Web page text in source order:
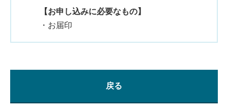
【お申し込みに必要なもの】
・お届印
戻る